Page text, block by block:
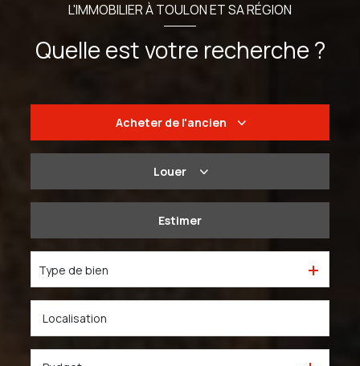
L'IMMOBILIER À TOULON ET SA RÉGION
Quelle est votre recherche ?
Acheter de l'ancien
Du neuf
Louer
De l'immo pro
Estimer
Type de bien